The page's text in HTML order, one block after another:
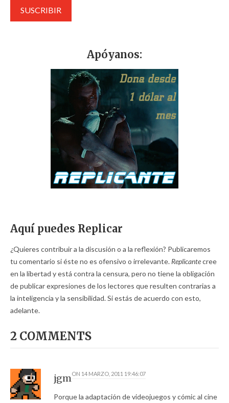
Apóyanos:
Aquí puedes Replicar
¿Quieres contribuir a la discusión o a la reflexión? Publicaremos
tu comentario si éste no es ofensivo o irrelevante. Replicantecree
en la libertad y está contra la censura, pero no tiene la obligación
de publicar expresiones de los lectores que resulten contrarias a
la inteligencia y la sensibilidad. Si estás de acuerdo con esto,
adelante.
2 COMMENTS
jgmON 14 MARZO, 2011 19:46:07
Porque la adaptación de videojuegos y cómic al cine